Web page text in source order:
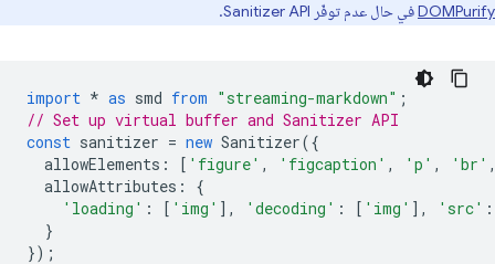
DOMPurifyفي حال عدم توفّر Sanitizer API.
import * as smd from "streaming-markdown" ;
// Set up virtual buffer and Sanitizer API
const sanitizer = new Sanitizer({
allowElements : [ 'figure' , 'figcaption' , 'p' , 'br'
allowAttributes :
{
'loading' : [ 'img' ], 'decoding' : [ 'img' ], 'src' :
}
});